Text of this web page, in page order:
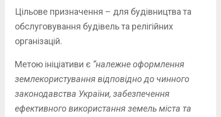
Цільове призначення – для будівництва та
обслуговування будівель та релігійних
організацій.
Метою ініціативи є “належне оформлення
землекористування відповідно до чинного
законодавства України, забезпечення
ефективного використання земель міста та